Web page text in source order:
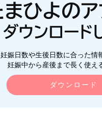
妊娠日数や生後日数に合った情
妊娠中から産後まで長く使え
ダウンロード